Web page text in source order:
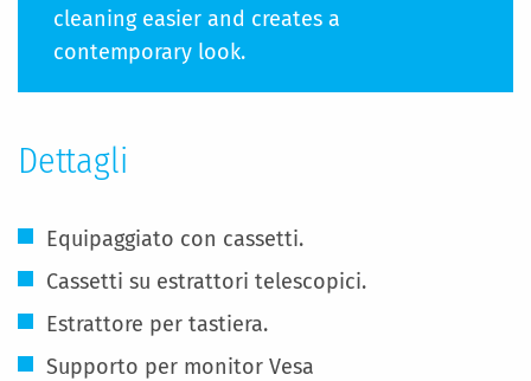
cleaning easier and creates a
contemporary look.
Dettagli
Equipaggiato con cassetti.
Cassetti su estrattori telescopici.
Estrattore per tastiera.
Supporto per monitor Vesa